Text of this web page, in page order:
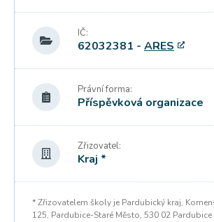
IČ:
62032381 - ARES
Právní forma:
Příspěvková organizace
Zřizovatel:
Kraj *
* Zřizovatelem školy je Pardubický kraj,
125, Pardubice-Staré Město, 530 02 Pardubice